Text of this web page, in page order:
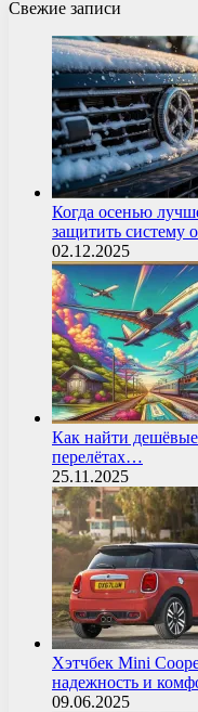
Свежие записи
Когда осенью
защитить систему
02.12.2025
Как найти
перелётах…
25.11.2025
Хэтчбек Mini
надежность и
09.06.2025